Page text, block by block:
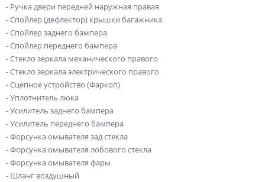
- Ручка двери передней наружная правая
- Спойлер (дефлектор) крышки багажника
- Спойлер заднего бампера
- Спойлер переднего бампера
- Стекло зеркала механического правого
- Стекло зеркала электрического правого
- Сцепное устройство (Фаркоп)
- Уплотнитель люка
- Усилитель заднего бампера
- Усилитель переднего бампера
- Форсунка омывателя зад стекла
- Форсунка омывателя лобового стекла
- Форсунка омывателя фары
- Шланг воздушный